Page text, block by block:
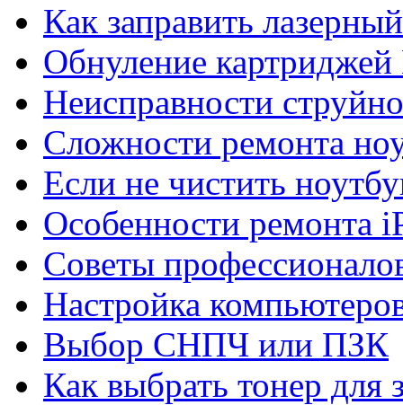
Как заправить
Обнуление
Неисправности
Сложности ремонта
Если не чистить
Особенности ремонта
Советы
Настройка
Выбор СНПЧ или ПЗК
Как выбрать тонер для